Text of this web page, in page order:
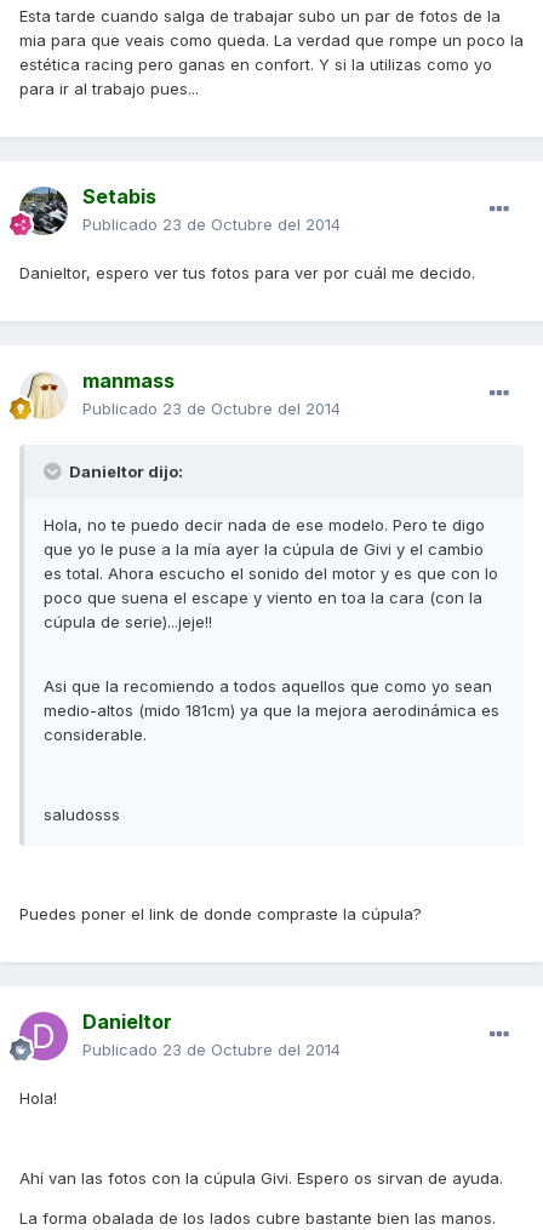
Esta tarde cuando salga de trabajar subo un par de fotos de la
mia para que veais como queda. La verdad que rompe un poco la
estética racing pero ganas en confort. Y si la utilizas como yo
para ir al trabajo pues...
Setabis
Publicado 23 de Octubre del 2014
Danieltor, espero ver tus fotos para ver por cuál me decido.
manmass
Publicado 23 de Octubre del 2014
Danieltor dijo:
Hola, no te puedo decir nada de ese modelo. Pero te digo
que yo le puse a la mía ayer la cúpula de Givi y el cambio
es total. Ahora escucho el sonido del motor y es que con lo
poco que suena el escape y viento en toa la cara (con la
cúpula de serie)...jeje!!
Asi que la recomiendo a todos aquellos que como yo sean
medio-altos (mido 181cm) ya que la mejora aerodinámica es
considerable.
saludosss
Puedes poner el link de donde compraste la cúpula?
Danieltor
Publicado 23 de Octubre del 2014
Hola!
Ahí van las fotos con la cúpula Givi. Espero os sirvan de ayuda.
La forma obalada de los lados cubre bastante bien las manos.